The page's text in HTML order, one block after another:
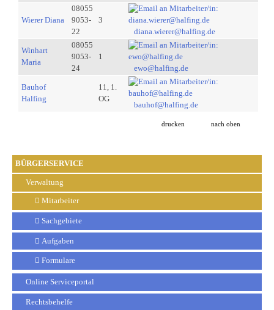
BÜRGERSERVICE
Verwaltung
Mitarbeiter
Sachgebiete
Aufgaben
Formulare
Online Serviceportal
Rechtsbehelfe
Wierer Diana
08055
9053-
22
3
diana.wierer@halfing.de
Winhart
Maria
08055
9053-
24
1
ewo@halfing.de
Bauhof
Halfing
11, 1.
OG
bauhof@halfing.de
drucken nach oben